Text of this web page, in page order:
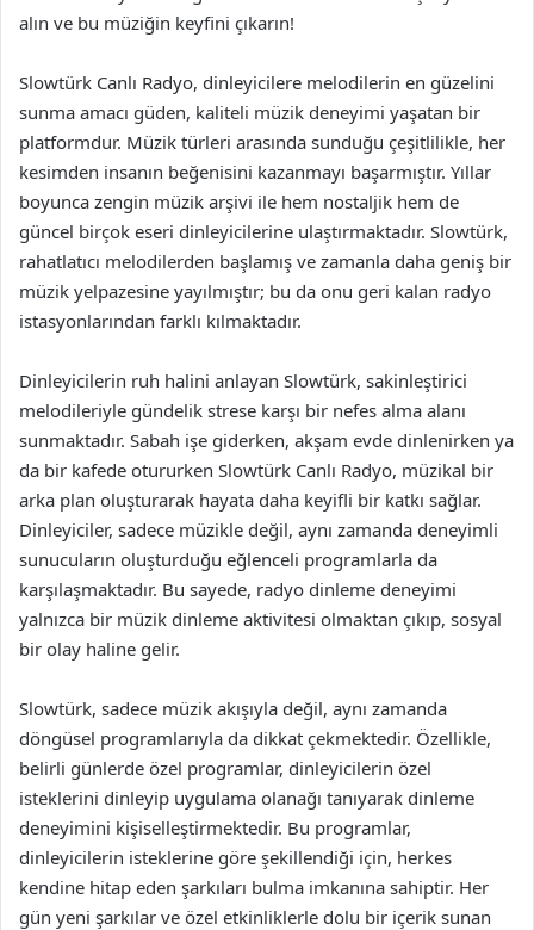
alın ve bu müziğin keyfini çıkarın!
Slowtürk Canlı Radyo, dinleyicilere melodilerin en güzelini
sunma amacı güden, kaliteli müzik deneyimi yaşatan bir
platformdur. Müzik türleri arasında sunduğu çeşitlilikle, her
kesimden insanın beğenisini kazanmayı başarmıştır. Yıllar
boyunca zengin müzik arşivi ile hem nostaljik hem de
güncel birçok eseri dinleyicilerine ulaştırmaktadır. Slowtürk,
rahatlatıcı melodilerden başlamış ve zamanla daha geniş bir
müzik yelpazesine yayılmıştır; bu da onu geri kalan radyo
istasyonlarından farklı kılmaktadır.
Dinleyicilerin ruh halini anlayan Slowtürk, sakinleştirici
melodileriyle gündelik strese karşı bir nefes alma alanı
sunmaktadır. Sabah işe giderken, akşam evde dinlenirken ya
da bir kafede otururken Slowtürk Canlı Radyo, müzikal bir
arka plan oluşturarak hayata daha keyifli bir katkı sağlar.
Dinleyiciler, sadece müzikle değil, aynı zamanda deneyimli
sunucuların oluşturduğu eğlenceli programlarla da
karşılaşmaktadır. Bu sayede, radyo dinleme deneyimi
yalnızca bir müzik dinleme aktivitesi olmaktan çıkıp, sosyal
bir olay haline gelir.
Slowtürk, sadece müzik akışıyla değil, aynı zamanda
döngüsel programlarıyla da dikkat çekmektedir. Özellikle,
belirli günlerde özel programlar, dinleyicilerin özel
isteklerini dinleyip uygulama olanağı tanıyarak dinleme
deneyimini kişiselleştirmektedir. Bu programlar,
dinleyicilerin isteklerine göre şekillendiği için, herkes
kendine hitap eden şarkıları bulma imkanına sahiptir. Her
gün yeni şarkılar ve özel etkinliklerle dolu bir içerik sunan